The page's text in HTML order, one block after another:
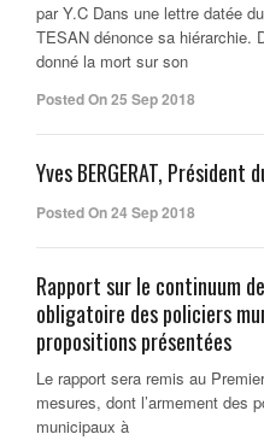
par Y.C Dans une lettre datée
TESAN dénonce sa hiérarchie.
donné la mort sur son
Posted On 25 Sep 2018
Yves BERGERAT, Président
Posted On 24 Sep 2018
Rapport sur le continuum
obligatoire des policiers
propositions présentées
Le rapport sera remis au
mesures, dont l’armement des
municipaux à